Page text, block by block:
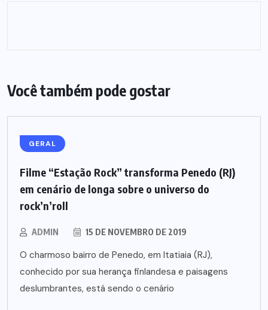
Você também pode gostar
GERAL
Filme “Estação Rock” transforma Penedo (RJ)
em cenário de longa sobre o universo do
rock’n’roll
ADMIN 15 DE NOVEMBRO DE 2019
O charmoso bairro de Penedo, em Itatiaia (RJ),
conhecido por sua herança finlandesa e paisagens
deslumbrantes, está sendo o cenário